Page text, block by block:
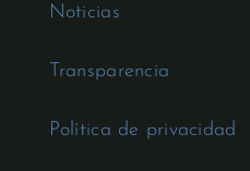
Noticias
Transparencia
Política de privacidad